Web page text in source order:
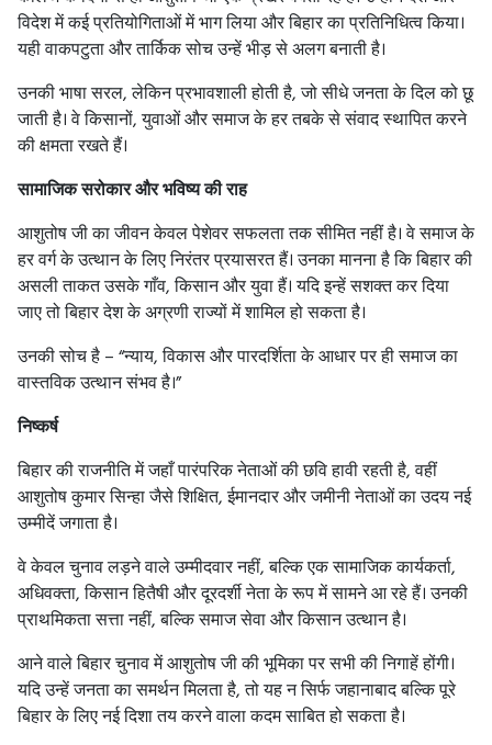
विदेश में कई प्रतियोगिताओं में भाग लिया और बिहार का प्रतिनिधित्व किया।
यही वाकपटुता और तार्किक सोच उन्हें भीड़ से अलग बनाती है।
उनकी भाषा सरल, लेकिन प्रभावशाली होती है, जो सीधे जनता के दिल को छू
जाती है। वे किसानों, युवाओं और समाज के हर तबके से संवाद स्थापित करने
की क्षमता रखते हैं।
सामाजिक सरोकार और भविष्य की राह
आशुतोष जी का जीवन केवल पेशेवर सफलता तक सीमित नहीं है। वे समाज के
हर वर्ग के उत्थान के लिए निरंतर प्रयासरत हैं। उनका मानना है कि बिहार की
असली ताकत उसके गाँव, किसान और युवा हैं। यदि इन्हें सशक्त कर दिया
जाए तो बिहार देश के अग्रणी राज्यों में शामिल हो सकता है।
उनकी सोच है – “न्याय, विकास और पारदर्शिता के आधार पर ही समाज का
वास्तविक उत्थान संभव है।”
निष्कर्ष
बिहार की राजनीति में जहाँ पारंपरिक नेताओं की छवि हावी रहती है, वहीं
आशुतोष कुमार सिन्हा जैसे शिक्षित, ईमानदार और जमीनी नेताओं का उदय नई
उम्मीदें जगाता है।
वे केवल चुनाव लड़ने वाले उम्मीदवार नहीं, बल्कि एक सामाजिक कार्यकर्ता,
अधिवक्ता, किसान हितैषी और दूरदर्शी नेता के रूप में सामने आ रहे हैं। उनकी
प्राथमिकता सत्ता नहीं, बल्कि समाज सेवा और किसान उत्थान है।
आने वाले बिहार चुनाव में आशुतोष जी की भूमिका पर सभी की निगाहें होंगी।
यदि उन्हें जनता का समर्थन मिलता है, तो यह न सिर्फ जहानाबाद बल्कि पूरे
बिहार के लिए नई दिशा तय करने वाला कदम साबित हो सकता है।